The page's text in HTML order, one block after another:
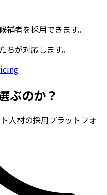
者を採用できます。
ちが対応します。
ぶのか？
人材の採用プラットフォ